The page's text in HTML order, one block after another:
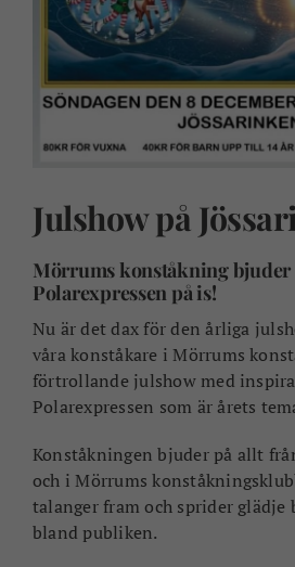
Julshow på
Mörrums konståkning
Polarexpressen på is!
Nu är det dax för den årliga
våra konståkare i Mörrums
förtrollande julshow med
Polarexpressen som är årets
Konståkningen bjuder på allt
och i Mörrums
talanger fram och sprider glädje
bland publiken.